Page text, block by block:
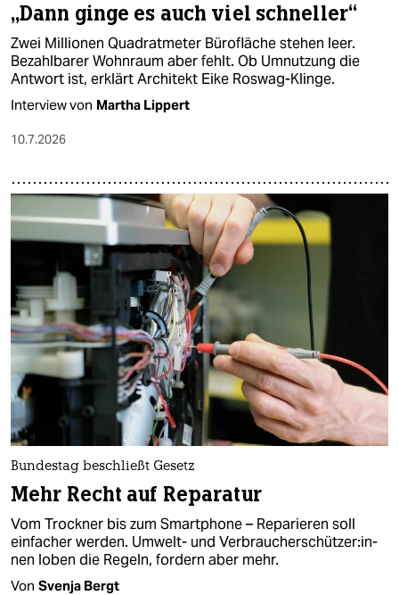
„Dann ginge es auch viel schneller“
Zwei Millionen Quadratmeter Bürofläche stehen leer.
Bezahlbarer Wohnraum aber fehlt. Ob Umnutzung die
Antwort ist, erklärt Architekt Eike Roswag-Klinge.
Interview von Martha Lippert
10.7.2026
Bundestag beschließt Gesetz
Mehr Recht auf Reparatur
Vom Trockner bis zum Smartphone – Reparieren soll
einfacher werden. Umwelt- und Ver­brau­cher­schüt­ze­r:in­
nen loben die Regeln, fordern aber mehr.
Von Svenja Bergt